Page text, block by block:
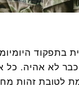
בתפקוד
לא אהיה.
לטובת זהות